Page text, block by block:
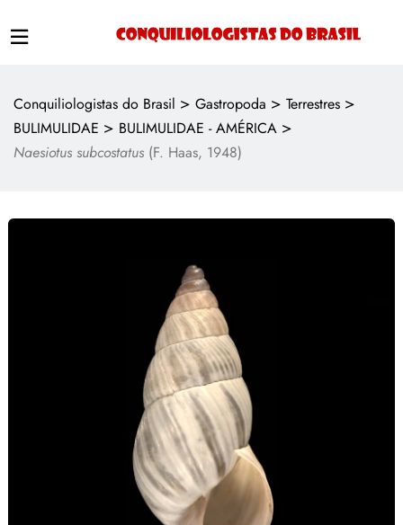
Conquiliologistas do Brasil > Gastropoda > Terrestres >
BULIMULIDAE > BULIMULIDAE - AMÉRICA >
Naesiotus subcostatus (F. Haas, 1948)